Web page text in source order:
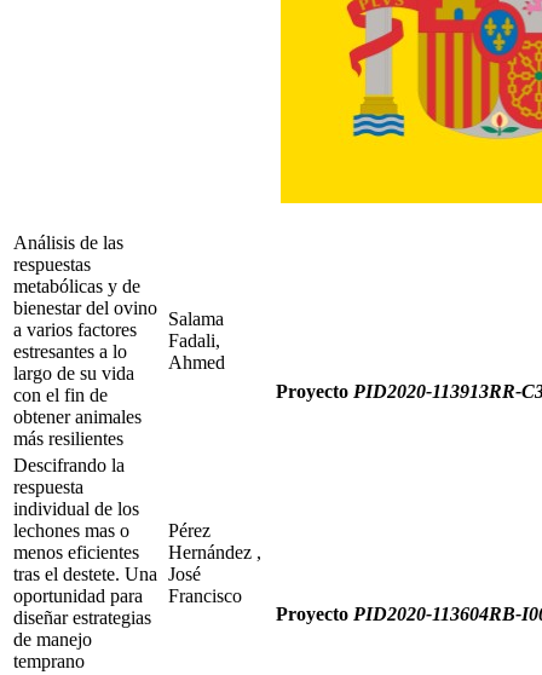
Análisis de las
respuestas
metabólicas y de
bienestar del ovino
a varios factores
estresantes a lo
largo de su vida
con el fin de
obtener animales
más resilientes
Salama
Fadali,
Ahmed
Proyecto PID2020-113913RR-
Descifrando la
respuesta
individual de los
lechones mas o
menos eficientes
tras el destete. Una
oportunidad para
diseñar estrategias
de manejo
temprano
Pérez
Hernández ,
José
Francisco
Proyecto PID2020-113604RB-